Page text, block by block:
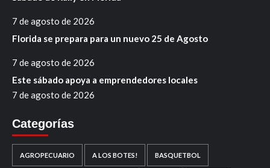
7 de agosto de 2026
Florida se prepara para un nuevo 25 de Agosto
7 de agosto de 2026
Este sábado apoya a emprendedores locales
7 de agosto de 2026
Categorías
AGROPECUARIO A LOS BOTES! BASQUETBOL